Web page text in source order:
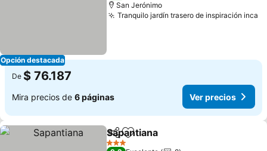
Opción destacada
San Jerónimo
Tranquilo jardín trasero de inspiración inca
De $ 76.187
Mira precios de 6 páginas Ver precios
CompartirAgregar a favoritos
Sapantiana
3 Estrellas